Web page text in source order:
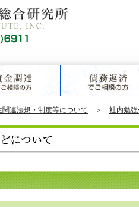
関連法規・制度等について ＞ 社内勉強